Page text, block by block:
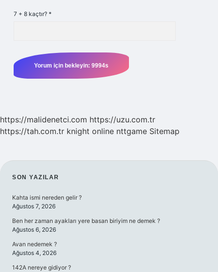
7 + 8 kaçtır? *
https://malidenetci.com https://uzu.com.tr
https://tah.com.tr knight online nttgame Sitemap
SIDEBAR
SON YAZILAR
Kahta ismi nereden gelir ?
Ağustos 7, 2026
Ben her zaman ayakları yere basan biriyim ne demek ?
Ağustos 6, 2026
Avan nedemek ?
Ağustos 4, 2026
142A nereye gidiyor ?